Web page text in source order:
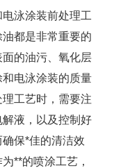
泳涂装前处理工
都是非常重要的
的油污、氧化层
电泳涂装的质量
工艺时，需要注
液，以及控制好
保*佳的清洁效
**的喷涂工艺，